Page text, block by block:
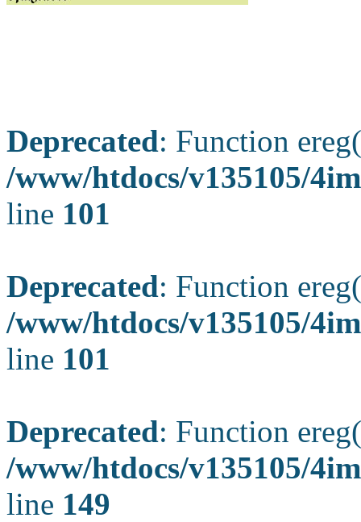
Deprecated: Function
/www/htdocs/v135105/
line 101
Deprecated: Function
/www/htdocs/v135105/
line 101
Deprecated: Function
/www/htdocs/v135105/
line 149